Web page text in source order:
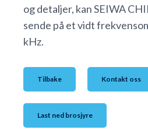
og detaljer, kan SEIWA
sende på et vidt
kHz.
Tilbake Kontakt oss
Last ned brosjyre